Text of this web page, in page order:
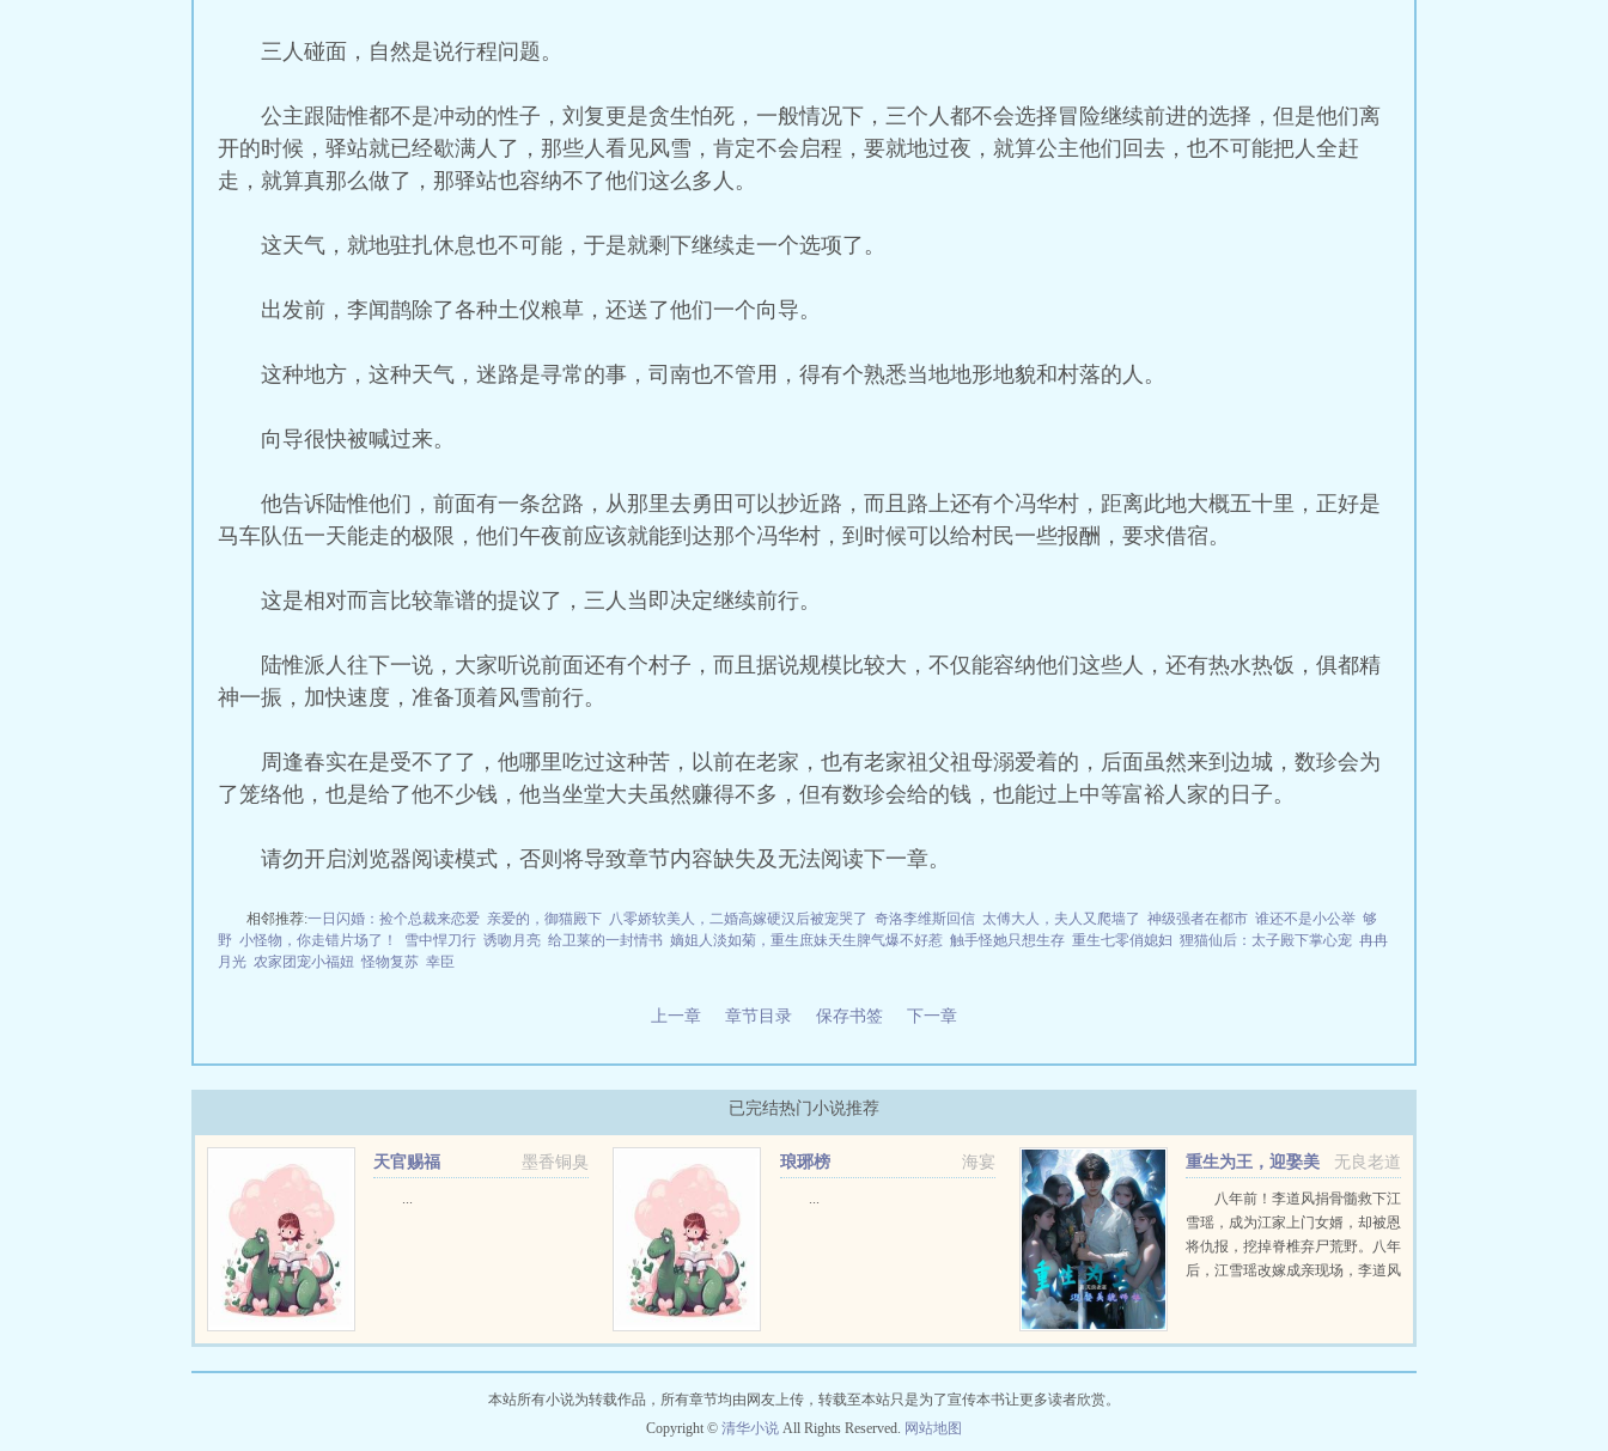
三人碰面，自然是说行程问题。
公主跟陆惟都不是冲动的性子，刘复更是贪生怕死，一般情况下，三个人都不会选择冒险继续前进的选择，但是他们离
开的时候，驿站就已经歇满人了，那些人看见风雪，肯定不会启程，要就地过夜，就算公主他们回去，也不可能把人全赶
走，就算真那么做了，那驿站也容纳不了他们这么多人。
这天气，就地驻扎休息也不可能，于是就剩下继续走一个选项了。
出发前，李闻鹊除了各种土仪粮草，还送了他们一个向导。
这种地方，这种天气，迷路是寻常的事，司南也不管用，得有个熟悉当地地形地貌和村落的人。
向导很快被喊过来。
他告诉陆惟他们，前面有一条岔路，从那里去勇田可以抄近路，而且路上还有个冯华村，距离此地大概五十里，正好是
马车队伍一天能走的极限，他们午夜前应该就能到达那个冯华村，到时候可以给村民一些报酬，要求借宿。
这是相对而言比较靠谱的提议了，三人当即决定继续前行。
陆惟派人往下一说，大家听说前面还有个村子，而且据说规模比较大，不仅能容纳他们这些人，还有热水热饭，俱都精
神一振，加快速度，准备顶着风雪前行。
周逢春实在是受不了了，他哪里吃过这种苦，以前在老家，也有老家祖父祖母溺爱着的，后面虽然来到边城，数珍会为
了笼络他，也是给了他不少钱，他当坐堂大夫虽然赚得不多，但有数珍会给的钱，也能过上中等富裕人家的日子。
请勿开启浏览器阅读模式，否则将导致章节内容缺失及无法阅读下一章。
相邻推荐:一日闪婚：捡个总裁来恋爱 亲爱的，御猫殿下 八零娇软美人，二婚高嫁硬汉后被宠哭了 奇洛李维斯回信 太傅大人，夫人又爬墙了 神级强者在都市 谁还不是小公举 够
野 小怪物，你走错片场了！ 雪中悍刀行 诱吻月亮 给卫莱的一封情书 嫡姐人淡如菊，重生庶妹天生脾气爆不好惹 触手怪她只想生存 重生七零俏媳妇 狸猫仙后：太子殿下掌心宠 冉冉
月光 农家团宠小福妞 怪物复苏 幸臣
上一章 章节目录 保存书签 下一章
已完结热门小说推荐
墨香铜臭
天官赐福
...
海宴
琅琊榜
...
无良老道
重生为王，迎娶美
貌师姐八年前！李道风捐骨髓救下江
雪瑶，成为江家上门女婿，却被恩
将仇报，挖掉脊椎弃尸荒野。八年
后，江雪瑶改嫁成亲现场，李道风
本站所有小说为转载作品，所有章节均由网友上传，转载至本站只是为了宣传本书让更多读者欣赏。
Copyright © 清华小说 All Rights Reserved. 网站地图